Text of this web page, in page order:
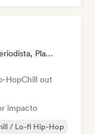
Medios De Comunicación/Periodista, Playlist Curator
HopChill out
impacto
/ Lo-fi Hip-Hop